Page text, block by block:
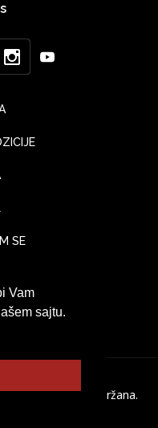
Vam
sajtu.
SE
Sva prava zadržana.